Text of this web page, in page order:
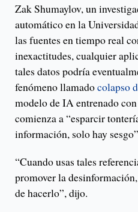
Zak Shumaylov, un
automático en la
las fuentes en tiempo real
inexactitudes, cualquier
tales datos podría
fenómeno llamadocolapso
modelo de IA entrenado
comienza a “esparcir
información, solo hay
“Cuando usas tales
promover la
de hacerlo”, dijo.